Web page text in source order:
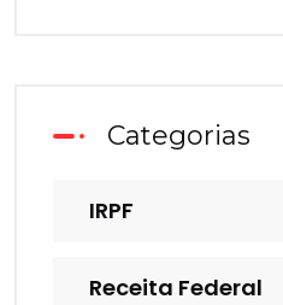
Categorias
IRPF
Receita Federal